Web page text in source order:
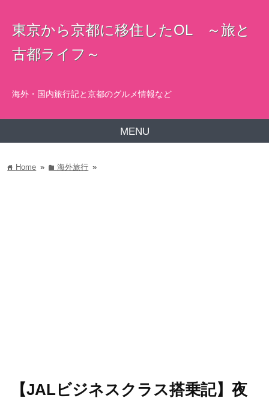
東京から京都に移住したOL ～旅と
古都ライフ～
海外・国内旅行記と京都のグルメ情報など
MENU
home Home » folder海外旅行 »
【JALビジネスクラス搭乗記】夜